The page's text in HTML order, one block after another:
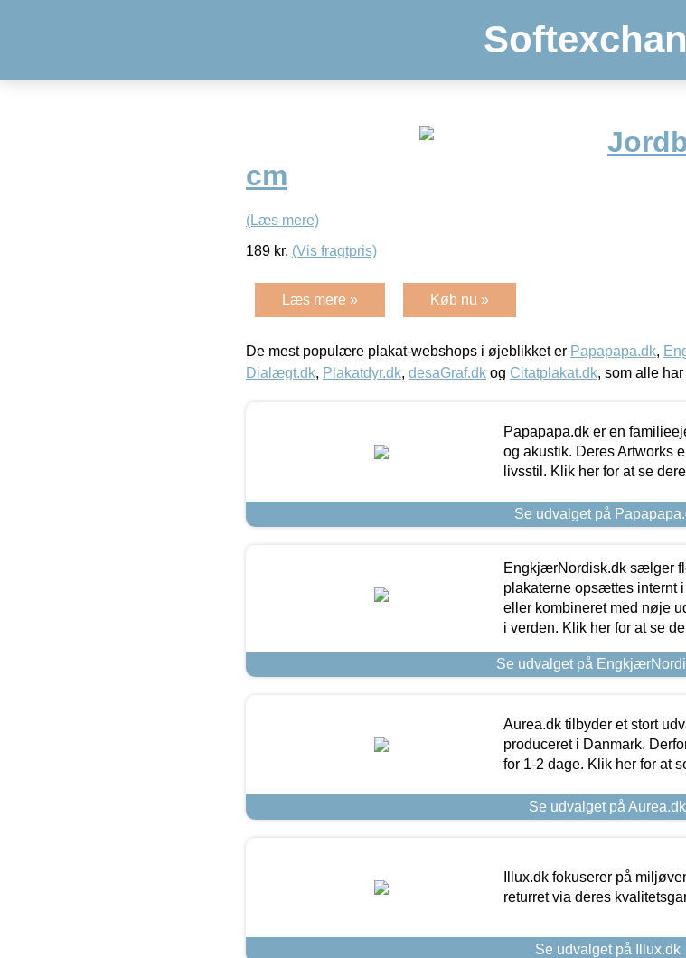
cm
(Læs mere)
189 kr. (Vis fragtpris)
Læs mere » Køb nu »
De mest populære plakat-webshops i øjeblikket er Papapapa.dk,
Dialægt.dk, Plakatdyr.dk, desaGraf.dk og Citatplakat.dk, som alle
Papapapa.dk er en
og akustik. Deres Artworks
livsstil. Klik her for at se
Se udvalget på
EngkjærNordisk.dk sælger
plakaterne opsættes internt
eller kombineret med nøje
i verden. Klik her for at se
Se udvalget på
Aurea.dk tilbyder et stort
produceret i Danmark.
for 1-2 dage. Klik her for at
Se udvalget på Aurea.dk
Illux.dk fokuserer på
returret via deres
Se udvalget på Illux.dk